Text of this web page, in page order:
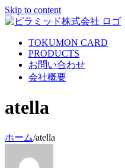
Skip to content
TOKUMON CARD
PRODUCTS
お問い合わせ
会社概要
atella
ホーム/atella